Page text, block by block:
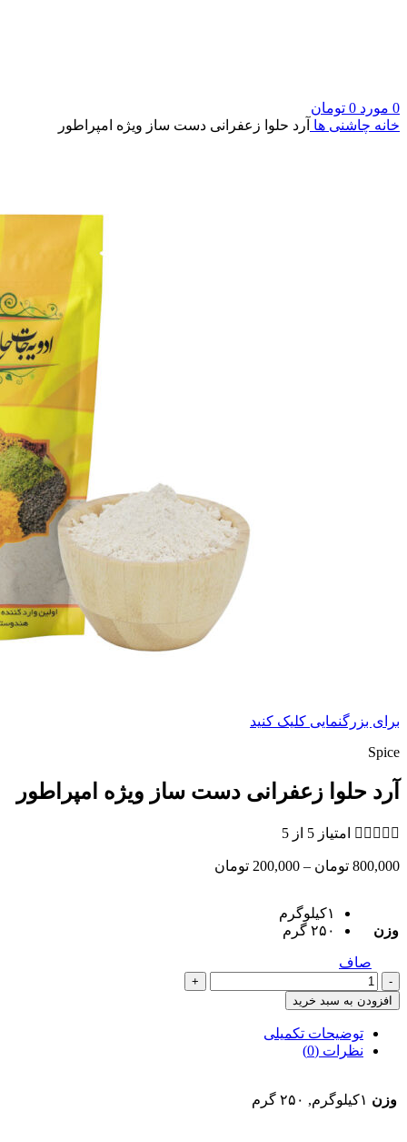
0 مورد 0 تومان
خانه چاشنی ها آرد حلوا زعفرانی دست ساز ویژه امپراطور
برای بزرگنمایی کلیک کنید
Spice
آرد حلوا زعفرانی دست ساز ویژه امپراطور
     امتیاز 5 از 5
800,000 تومان –
200,000 تومان
وزن
۱کیلوگرم
۲۵۰ گرم
صاف
آرد
حلوا
زعفرانی
دست
ساز
عدد
افزودن به سبد خرید
توضیحات تکمیلی
نظرات (0)
وزن ۱کیلوگرم, ۲۵۰ گرم